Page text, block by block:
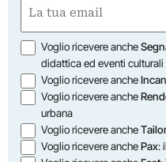
(Required)
Opzioni
Voglio ricevere anche
didattica ed eventi culturali
Voglio ricevere anche
Voglio ricevere anche
urbana
Voglio ricevere anche
Voglio ricevere anchePax: